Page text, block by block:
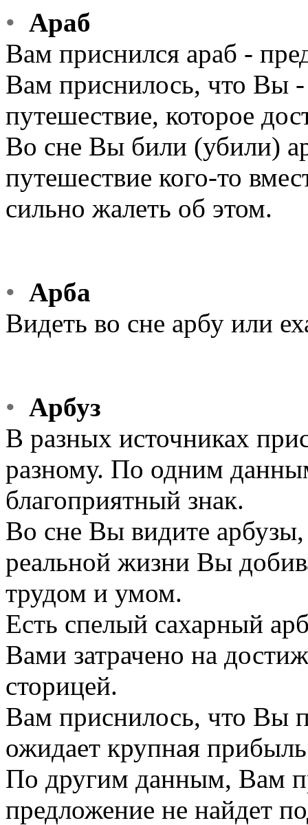
• Араб
Вам приснился араб -
Вам приснилось, что Вы -
путешествие, которое
Во сне Вы били (убили)
путешествие кого-то
сильно жалеть об этом.
• Арба
Видеть во сне арбу или
• Арбуз
В разных источниках
разному. По одним
благоприятный знак.
Во сне Вы видите
реальной жизни Вы
трудом и умом.
Есть спелый сахарный
Вами затрачено на
сторицей.
Вам приснилось, что Вы
ожидает крупная
По другим данным, Вам
предложение не найдет